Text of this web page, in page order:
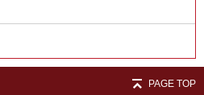
PAGE TOP